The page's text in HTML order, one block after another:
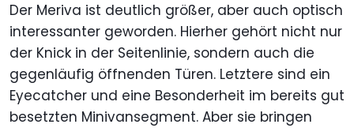
Der Meriva ist deutlich größer, aber auch optisch
interessanter geworden. Hierher gehört nicht nur
der Knick in der Seitenlinie, sondern auch die
gegenläufig öffnenden Türen. Letztere sind ein
Eyecatcher und eine Besonderheit im bereits gut
besetzten Minivansegment. Aber sie bringen